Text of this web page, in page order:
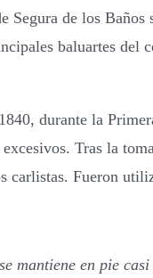
de los Baños
baluartes
durante la
Tras la
carlistas. Fueron
mantiene en pie